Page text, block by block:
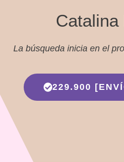
Catalina
La búsqueda inicia en el
229.900